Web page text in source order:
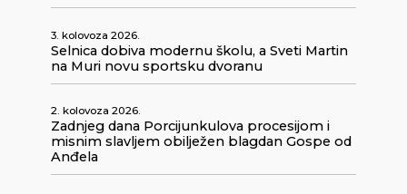
3. kolovoza 2026.
Selnica dobiva modernu školu, a Sveti Martin
na Muri novu sportsku dvoranu
2. kolovoza 2026.
Zadnjeg dana Porcijunkulova procesijom i
misnim slavljem obilježen blagdan Gospe od
Anđela